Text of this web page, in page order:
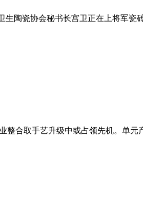
陶瓷协会秘书长宫卫正在上将军瓷
合取手艺升级中或占领先机。单元